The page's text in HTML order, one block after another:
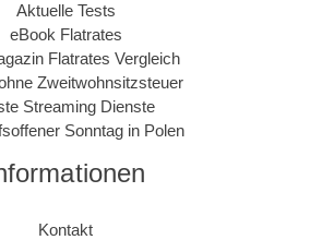
Aktuelle Tests
eBook Flatrates
Flatrates Vergleich
Zweitwohnsitzsteuer
Streaming Dienste
Sonntag in Polen
Kontakt